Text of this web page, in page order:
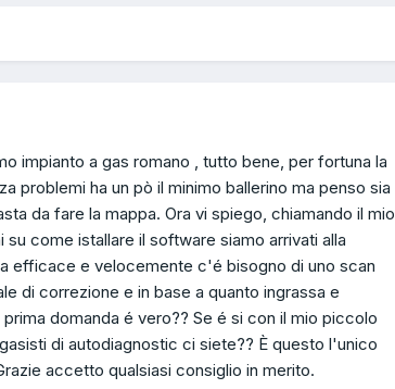
impianto a gas romano , tutto bene, per fortuna la
problemi ha un pò il minimo ballerino ma penso sia
da fare la mappa. Ora vi spiego, chiamando il mio
come istallare il software siamo arrivati alla
efficace e velocemente c'é bisogno di uno scan
di correzione e in base a quanto ingrassa e
domanda é vero?? Se é si con il mio piccolo
di autodiagnostic ci siete?? È questo l'unico
accetto qualsiasi consiglio in merito.